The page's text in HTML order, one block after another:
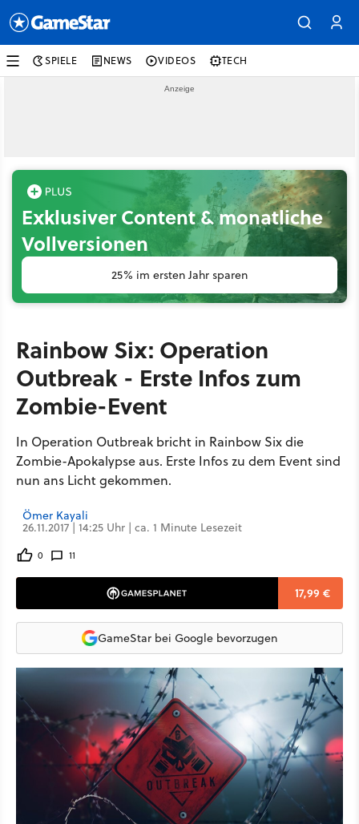
SPIELE NEWS VIDEOS TECH
Exklusiver Content & monatliche
Vollversionen
25% im ersten Jahr sparen
Rainbow Six: Operation
Outbreak - Erste Infos zum
Zombie-Event
In Operation Outbreak bricht in Rainbow Six die
Zombie-Apokalypse aus. Erste Infos zu dem Event sind
nun ans Licht gekommen.
Ömer Kayali
26.11.2017 | 14:25 Uhr | ca. 1 Minute Lesezeit
0 11
17,99 €
GameStar bei Google bevorzugen